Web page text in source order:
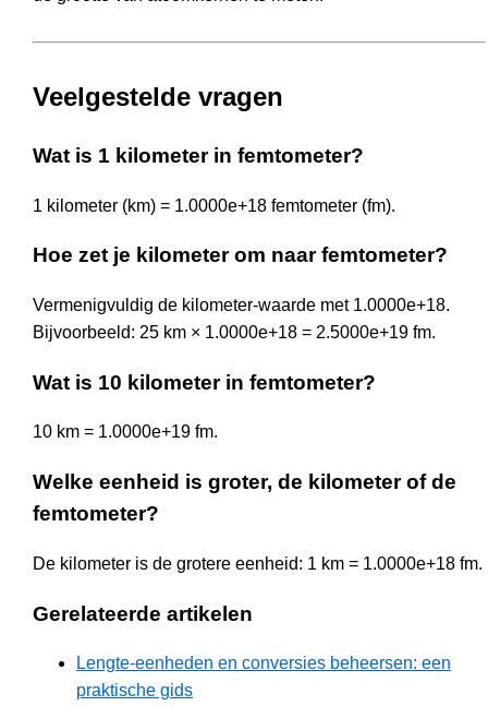
Veelgestelde vragen
Wat is 1 kilometer in femtometer?
1 kilometer (km) = 1.0000e+18 femtometer (fm).
Hoe zet je kilometer om naar femtometer?
Vermenigvuldig de kilometer-waarde met 1.0000e+18.
Bijvoorbeeld: 25 km × 1.0000e+18 = 2.5000e+19 fm.
Wat is 10 kilometer in femtometer?
10 km = 1.0000e+19 fm.
Welke eenheid is groter, de kilometer of de
femtometer?
De kilometer is de grotere eenheid: 1 km = 1.0000e+18 fm.
Gerelateerde artikelen
Lengte-eenheden en conversies beheersen: een
praktische gids